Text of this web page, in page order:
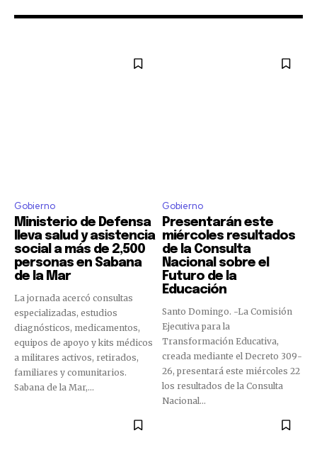
Gobierno
Ministerio de Defensa
lleva salud y asistencia
social a más de 2,500
personas en Sabana
de la Mar
La jornada acercó consultas
especializadas, estudios
diagnósticos, medicamentos,
equipos de apoyo y kits médicos
a militares activos, retirados,
familiares y comunitarios.
Sabana de la Mar,...
Gobierno
Presentarán este
miércoles resultados
de la Consulta
Nacional sobre el
Futuro de la
Educación
Santo Domingo. -La Comisión
Ejecutiva para la
Transformación Educativa,
creada mediante el Decreto 309-
26, presentará este miércoles 22
los resultados de la Consulta
Nacional...